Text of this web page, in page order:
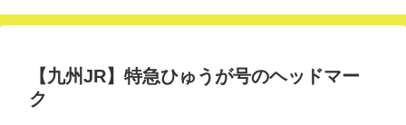
【九州JR】特急ひゅうが号のヘッドマー
ク